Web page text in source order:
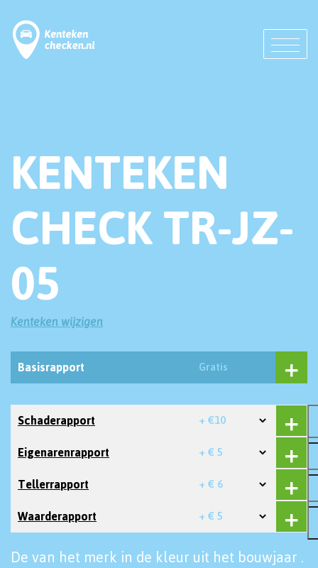
KENTEKEN
CHECK TR-JZ-
05
Kenteken wijzigen
Basisrapport Gratis
Schaderapport + €10
Eigenarenrapport + € 5
Tellerrapport + € 6
Waarderapport + € 5
De van het merk in de kleur uit het bouwjaar .